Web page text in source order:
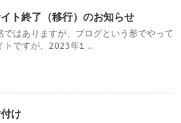
ト終了（移行）のお知らせ
ではありますが、ブログという形でやって
トですが、2023年1 ...
け